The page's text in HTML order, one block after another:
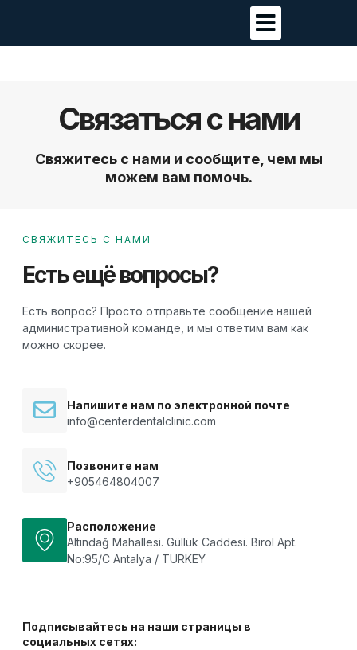
Связаться с нами
Свяжитесь с нами и сообщите, чем мы
можем вам помочь.
СВЯЖИТЕСЬ С НАМИ
Есть ещё вопросы?
Есть вопрос? Просто отправьте сообщение нашей
административной команде, и мы ответим вам как
можно скорее.
Напишите нам по электронной почте
info@centerdentalclinic.com
Позвоните нам
+905464804007
Расположение
Altındağ Mahallesi. Güllük Caddesi. Birol Apt.
No:95/C Antalya / TURKEY
Подписывайтесь на наши страницы в
социальных сетях: